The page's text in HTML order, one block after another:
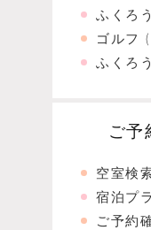
ふくろ
ゴルフ
ふくろ
ご予
空室検
宿泊プ
ご予約